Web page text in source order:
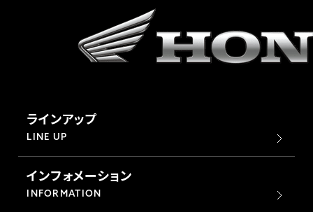
ラインアップ
LINE UP
インフォメーション
INFORMATION
ホンダドリーム 狭山
ホンダドリーム 東浦和
ホンダドリーム 新座
茨城県